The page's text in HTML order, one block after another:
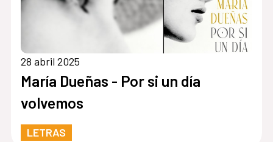
28 abril 2025
María Dueñas - Por si un día
volvemos
LETRAS